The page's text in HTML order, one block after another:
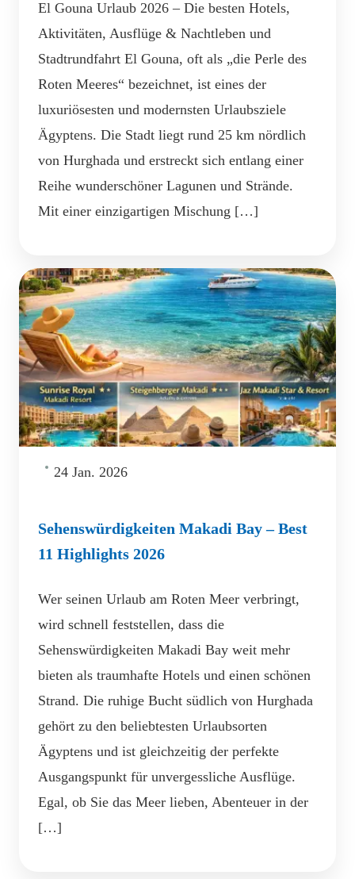
El Gouna Urlaub 2026 – Die besten Hotels,
Aktivitäten, Ausflüge & Nachtleben und
Stadtrundfahrt El Gouna, oft als „die Perle des
Roten Meeres“ bezeichnet, ist eines der
luxuriösesten und modernsten Urlaubsziele
Ägyptens. Die Stadt liegt rund 25 km nördlich
von Hurghada und erstreckt sich entlang einer
Reihe wunderschöner Lagunen und Strände.
Mit einer einzigartigen Mischung […]
24 Jan. 2026
Sehenswürdigkeiten Makadi Bay – Best
11 Highlights 2026
Wer seinen Urlaub am Roten Meer verbringt,
wird schnell feststellen, dass die
Sehenswürdigkeiten Makadi Bay weit mehr
bieten als traumhafte Hotels und einen schönen
Strand. Die ruhige Bucht südlich von Hurghada
gehört zu den beliebtesten Urlaubsorten
Ägyptens und ist gleichzeitig der perfekte
Ausgangspunkt für unvergessliche Ausflüge.
Egal, ob Sie das Meer lieben, Abenteuer in der
[…]